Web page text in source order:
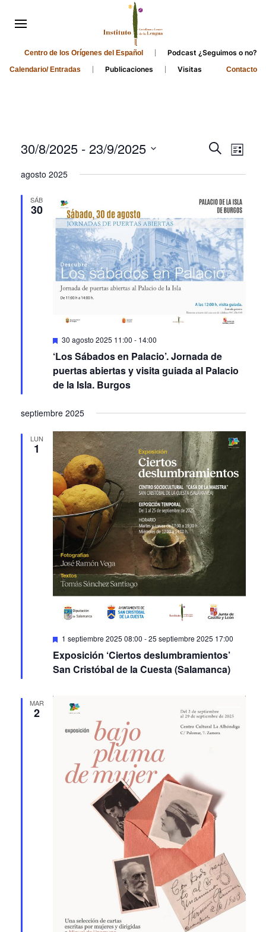
Centro de los Orígenes del Español Podcast ¿Seguimos o no?
Calendario/ Entradas Publicaciones Visitas Contacto
Events
and
Views
Search
List
30/8/2025 - 23/9/2025
date.
agosto 2025
SÁB
30
Featured
30 agosto 2025 11:00 - 14:00
‘Los Sábados en Palacio’. Jornada de
puertas abiertas y visita guiada al Palacio
de la Isla. Burgos
septiembre 2025
LUN
1
Featured
1 septiembre 2025 08:00 -25 septiembre 2025 17:00
Exposición ‘Ciertos deslumbramientos’
San Cristóbal de la Cuesta (Salamanca)
MAR
2